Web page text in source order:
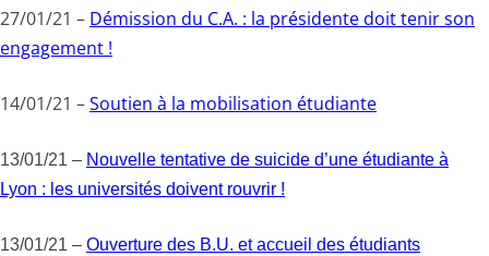
27/01/21 – Démission du C.A. : la présidente doit tenir son
engagement !
14/01/21 –Soutien à la mobilisation étudiante
13/01/21 – Nouvelle tentative de suicide d’une étudiante à
Lyon : les universités doivent rouvrir !
13/01/21 – Ouverture des B.U. et accueil des étudiants